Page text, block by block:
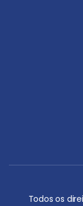
Todos os